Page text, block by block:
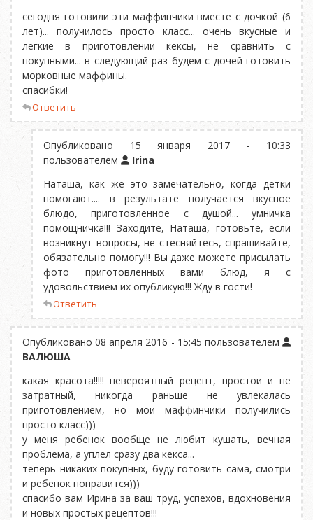
сегодня готовили эти маффинчики вместе с дочкой (6
лет)... получилось просто класс... очень вкусные и
легкие в приготовлении кексы, не сравнить с
покупными... в следующий раз будем с дочей готовить
морковные маффины.
спасибки!
Ответить
Опубликовано 15 января 2017 - 10:33
пользователем
Irina
Наташа, как же это замечательно, когда детки
помогают.... в результате получается вкусное
блюдо, приготовленное с душой... умничка
помощничка!!! Заходите, Наташа, готовьте, если
возникнут вопросы, не стесняйтесь, спрашивайте,
обязательно помогу!!! Вы даже можете присылать
фото приготовленных вами блюд, я с
удовольствием их опубликую!!! Жду в гости!
Ответить
Опубликовано 08 апреля 2016 - 15:45 пользователем
ВАЛЮША
какая красота!!!!! невероятный рецепт, простои и не
затратный, никогда раньше не увлекалась
приготовлением, но мои маффинчики получились
просто класс)))
у меня ребенок вообще не любит кушать, вечная
проблема, а уплел сразу два кекса...
теперь никаких покупных, буду готовить сама, смотри
и ребенок поправится)))
спасибо вам Ирина за ваш труд, успехов, вдохновения
и новых простых рецептов!!!